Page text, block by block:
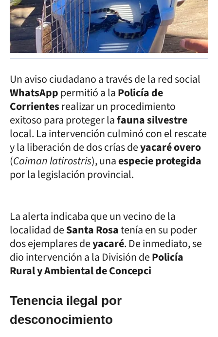
Un aviso ciudadano a través de la red social
WhatsApppermitió a laPolicía de
Corrientesrealizar un procedimiento
exitoso para proteger lafauna silvestre
local. La intervención culminó con el rescate
y la liberación de dos crías deyacaré overo
(Caiman latirostris), unaespecie protegida
por la legislación provincial.
La alerta indicaba que un vecino de la
localidad deSanta Rosatenía en su poder
dos ejemplares deyacaré. De inmediato, se
dio intervención a la División dePolicía
Rural y Ambiental de Concepci
Tenencia ilegal por
desconocimiento